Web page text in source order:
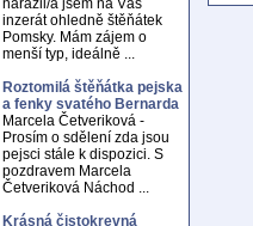
narazil/a jsem na Váš
inzerát ohledně štěňátek
Pomsky. Mám zájem o
menší typ, ideálně ...
Roztomilá štěňátka pejska
a fenky svatého Bernarda
Marcela Četveriková -
Prosím o sdělení zda jsou
pejsci stále k dispozici. S
pozdravem Marcela
Četveriková Náchod ...
Krásná čistokrevná